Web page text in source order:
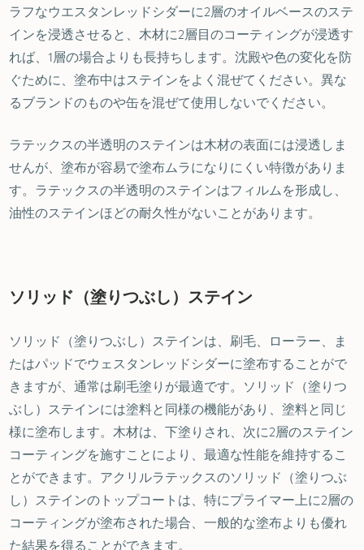
ラフなウエスタンレッドシダーに2層のオイルベースのステ
インを浸透させると、木材に2層目のコーティングが浸透す
れば、1層の場合よりも長持ちします。沈殿や色の変化を防
ぐために、塗布中はステインをよく混ぜてください。異な
るブランドのものや缶を混ぜて使用しないでください。
ラテックスの半透明のステインは木材の表面には浸透しま
せんが、塗布が容易で塗布ムラになりにくい特徴がありま
す。ラテックスの半透明のステインはフィルムを形成し、
油性のステインほどの耐久性がないことがあります。
ソリッド（塗りつぶし）ステイン
ソリッド（塗りつぶし）ステインは、刷毛、ローラー、ま
たはパッドでウェスタンレッドシダーに塗布することがで
きますが、通常は刷毛塗りが最適です。ソリッド（塗りつ
ぶし）ステインには塗料と同様の機能があり、塗料と同じ
様に塗布します。木材は、下塗りされ、次に2層のステイン
コーティングを施すことにより、最適な性能を維持するこ
とができます。アクリルラテックスのソリッド（塗りつぶ
し）ステインのトップコートは、特にプライマー上に2層の
コーティングが塗布された場合、一般的な塗布よりも優れ
た結果を得ることができます。